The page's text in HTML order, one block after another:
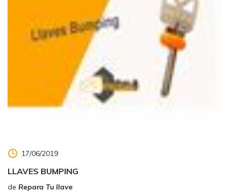
17/06/2019
LLAVES BUMPING
de Repara Tu llave